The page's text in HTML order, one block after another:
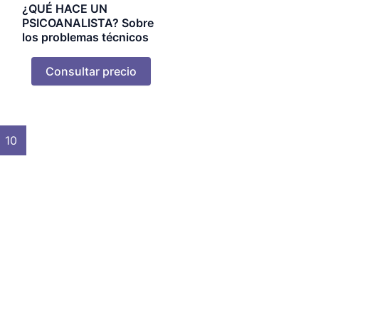
¿QUÉ HACE UN
PSICOANALISTA? Sobre
los problemas técnicos
Consultar precio
10